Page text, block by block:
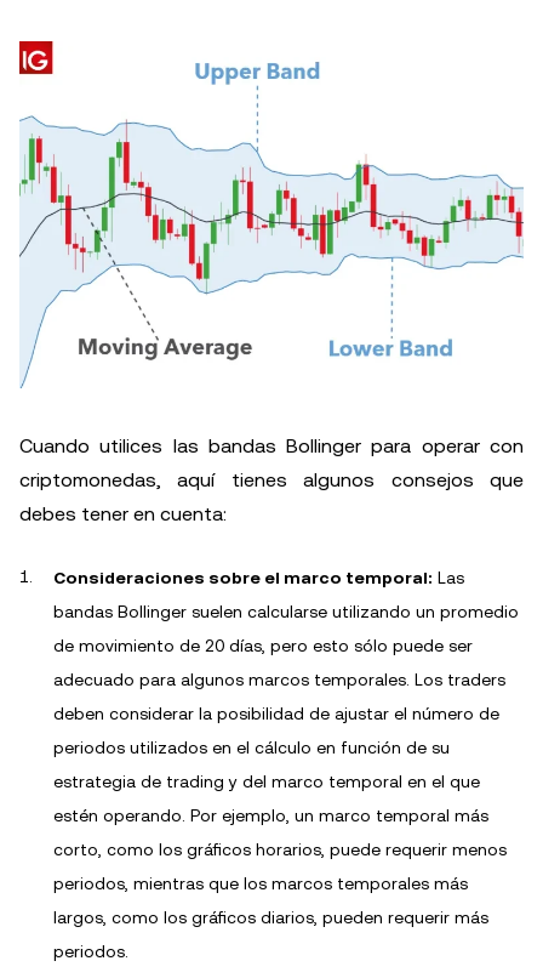
Cuando utilices las bandas Bollinger para operar con
criptomonedas, aquí tienes algunos consejos que
debes tener en cuenta:
Consideraciones sobre el marco temporal: Las
bandas Bollinger suelen calcularse utilizando un promedio
de movimiento de 20 días, pero esto sólo puede ser
adecuado para algunos marcos temporales. Los traders
deben considerar la posibilidad de ajustar el número de
periodos utilizados en el cálculo en función de su
estrategia de trading y del marco temporal en el que
estén operando. Por ejemplo, un marco temporal más
corto, como los gráficos horarios, puede requerir menos
periodos, mientras que los marcos temporales más
largos, como los gráficos diarios, pueden requerir más
periodos.